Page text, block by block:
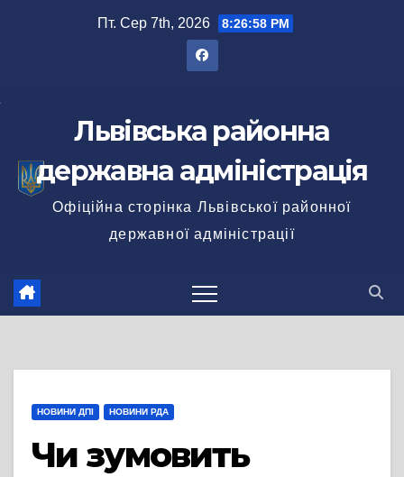
Пт. Сер 7th, 2026 8:26:59 PM
Львівська районна
державна адміністрація
Офіційна сторінка Львівської районної
державної адміністрації
НОВИНИ ДПІ НОВИНИ РДА
Чи зумовить